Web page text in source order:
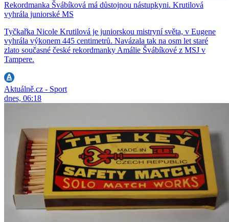
Rekordmanka Švábíková má důstojnou nástupkyni. Krutilová
vyhrála juniorské MS
Tyčkařka Nicole Krutilová je juniorskou mistryní světa, v Eugene
vyhrála výkonem 445 centimetrů. Navázala tak na osm let staré
zlato současné české rekordmanky Amálie Švábíkové z MSJ v
Tampere.
Aktuálně.cz - Sport
dnes, 06:18